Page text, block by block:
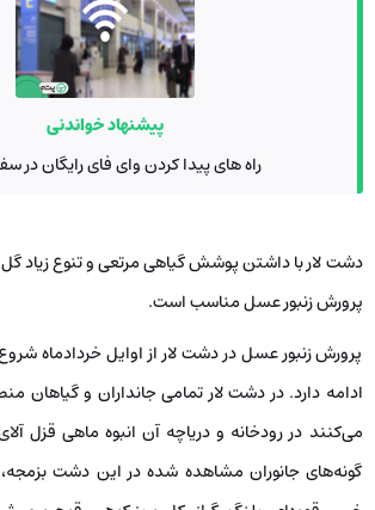
پیشنهاد خواندنی
راه های پیدا کردن وای فای رایگان در
دشت لار با داشتن پوشش گیاهی مرتعی و تنوع زیاد گل و
پرورش زنبور عسل مناسب است.
پرورش زنبور عسل در دشت لار از اوایل خرداد‌ماه
ادامه دارد. در دشت لار تمامی جانداران و گیاهان
می‌کنند در رودخانه و دریاچه آن انبوه ماهی قزل
گونه‌های جانوران مشاهده شده در این دشت بزمجه،